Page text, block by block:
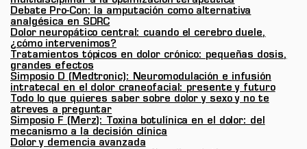
Debate Pro-Con: la amputación como alternativa
analgésica en SDRC
Dolor neuropático central: cuando el cerebro duele,
¿cómo intervenimos?
Tratamientos tópicos en dolor crónico: pequeñas dosis,
grandes efectos
Simposio D (Medtronic): Neuromodulación e infusión
intratecal en el dolor craneofacial: presente y futuro
Todo lo que quieres saber sobre dolor y sexo y no te
atreves a preguntar
Simposio F (Merz): Toxina botulínica en el dolor: del
mecanismo a la decisión clínica
Dolor y demencia avanzada